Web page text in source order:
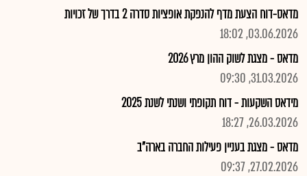
מדאס-דוח הצעת מדף להנפקת אופציות סדרה 2 בדרך של זכויות
03.06.2026, 18:02
מדאס - מצגת לשוק ההון מרץ 2026
31.03.2026, 09:30
מידאס השקעות - דוח תקופתי ושנתי לשנת 2025
26.03.2026, 18:27
מדאס - מצגת בעניין פעילות החברה בארה"ב
27.02.2026, 09:37